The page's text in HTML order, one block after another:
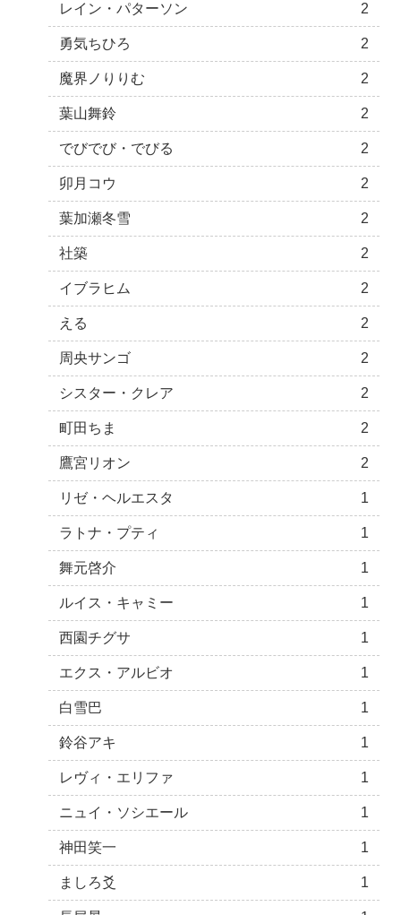
レイン・パターソン 2
勇気ちひろ 2
魔界ノりりむ 2
葉山舞鈴 2
でびでび・でびる 2
卯月コウ 2
葉加瀬冬雪 2
社築 2
イブラヒム 2
える 2
周央サンゴ 2
シスター・クレア 2
町田ちま 2
鷹宮リオン 2
リゼ・ヘルエスタ 1
ラトナ・プティ 1
舞元啓介 1
ルイス・キャミー 1
西園チグサ 1
エクス・アルビオ 1
白雪巴 1
鈴谷アキ 1
レヴィ・エリファ 1
ニュイ・ソシエール 1
神田笑一 1
ましろ爻 1